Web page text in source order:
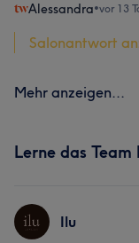
Alessandra•vor 13
Salonantwort
Mehr anzeigen...
Lerne das Team
Ilu